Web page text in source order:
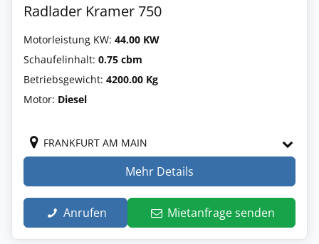
Radlader Kramer 750
Motorleistung KW: 44.00 KW
Schaufelinhalt: 0.75 cbm
Betriebsgewicht: 4200.00 Kg
Motor: Diesel
FRANKFURT AM MAIN
Mehr Details
Anrufen Mietanfrage senden